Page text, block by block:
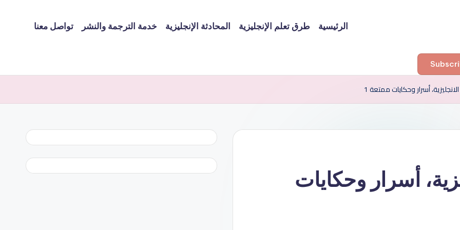
الرئيسية طرق تعلم الإنجليزية المحادثة الإنجليزية خدمة الترجمة والنشر تواصل معنا
أسرار وحكايات ممتعة 1
أسرار وحكايات